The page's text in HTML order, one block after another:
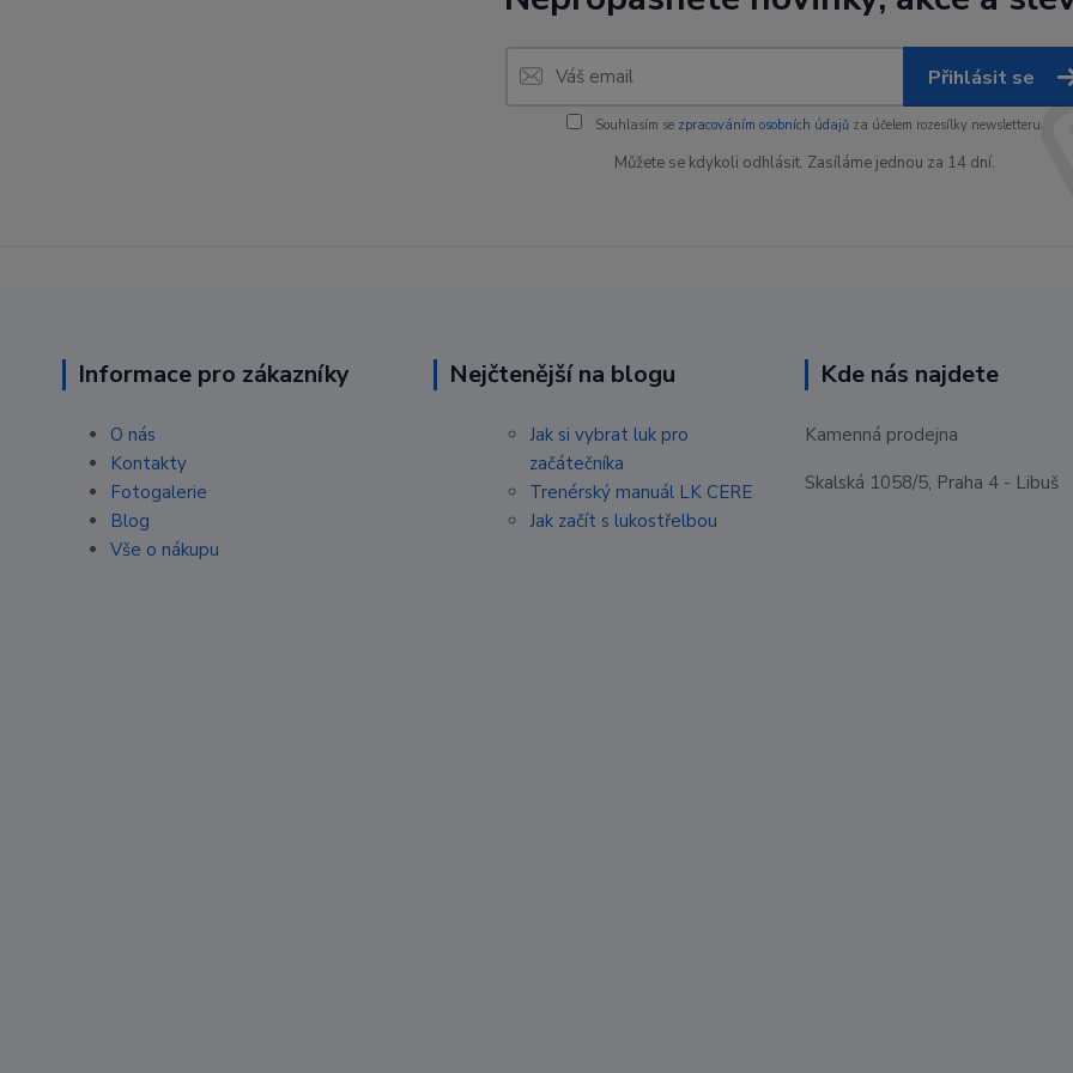
Přihlásit se
Souhlasím se zpracováním osobních údajůza účelem rozesílky newsletteru.
Můžete se kdykoli odhlásit. Zasíláme jednou za 14 dní.
Informace pro zákazníky
O nás
Kontakty
Fotogalerie
Blog
Vše o nákupu
Nejčtenější na blogu
Jak si vybrat luk pro
začátečníka
Trenérský manuál LK CERE
Jak začít s lukostřelbou
Kde nás najdete
Kamenná prodejna
Skalská 1058/5, Praha 4 - Libuš